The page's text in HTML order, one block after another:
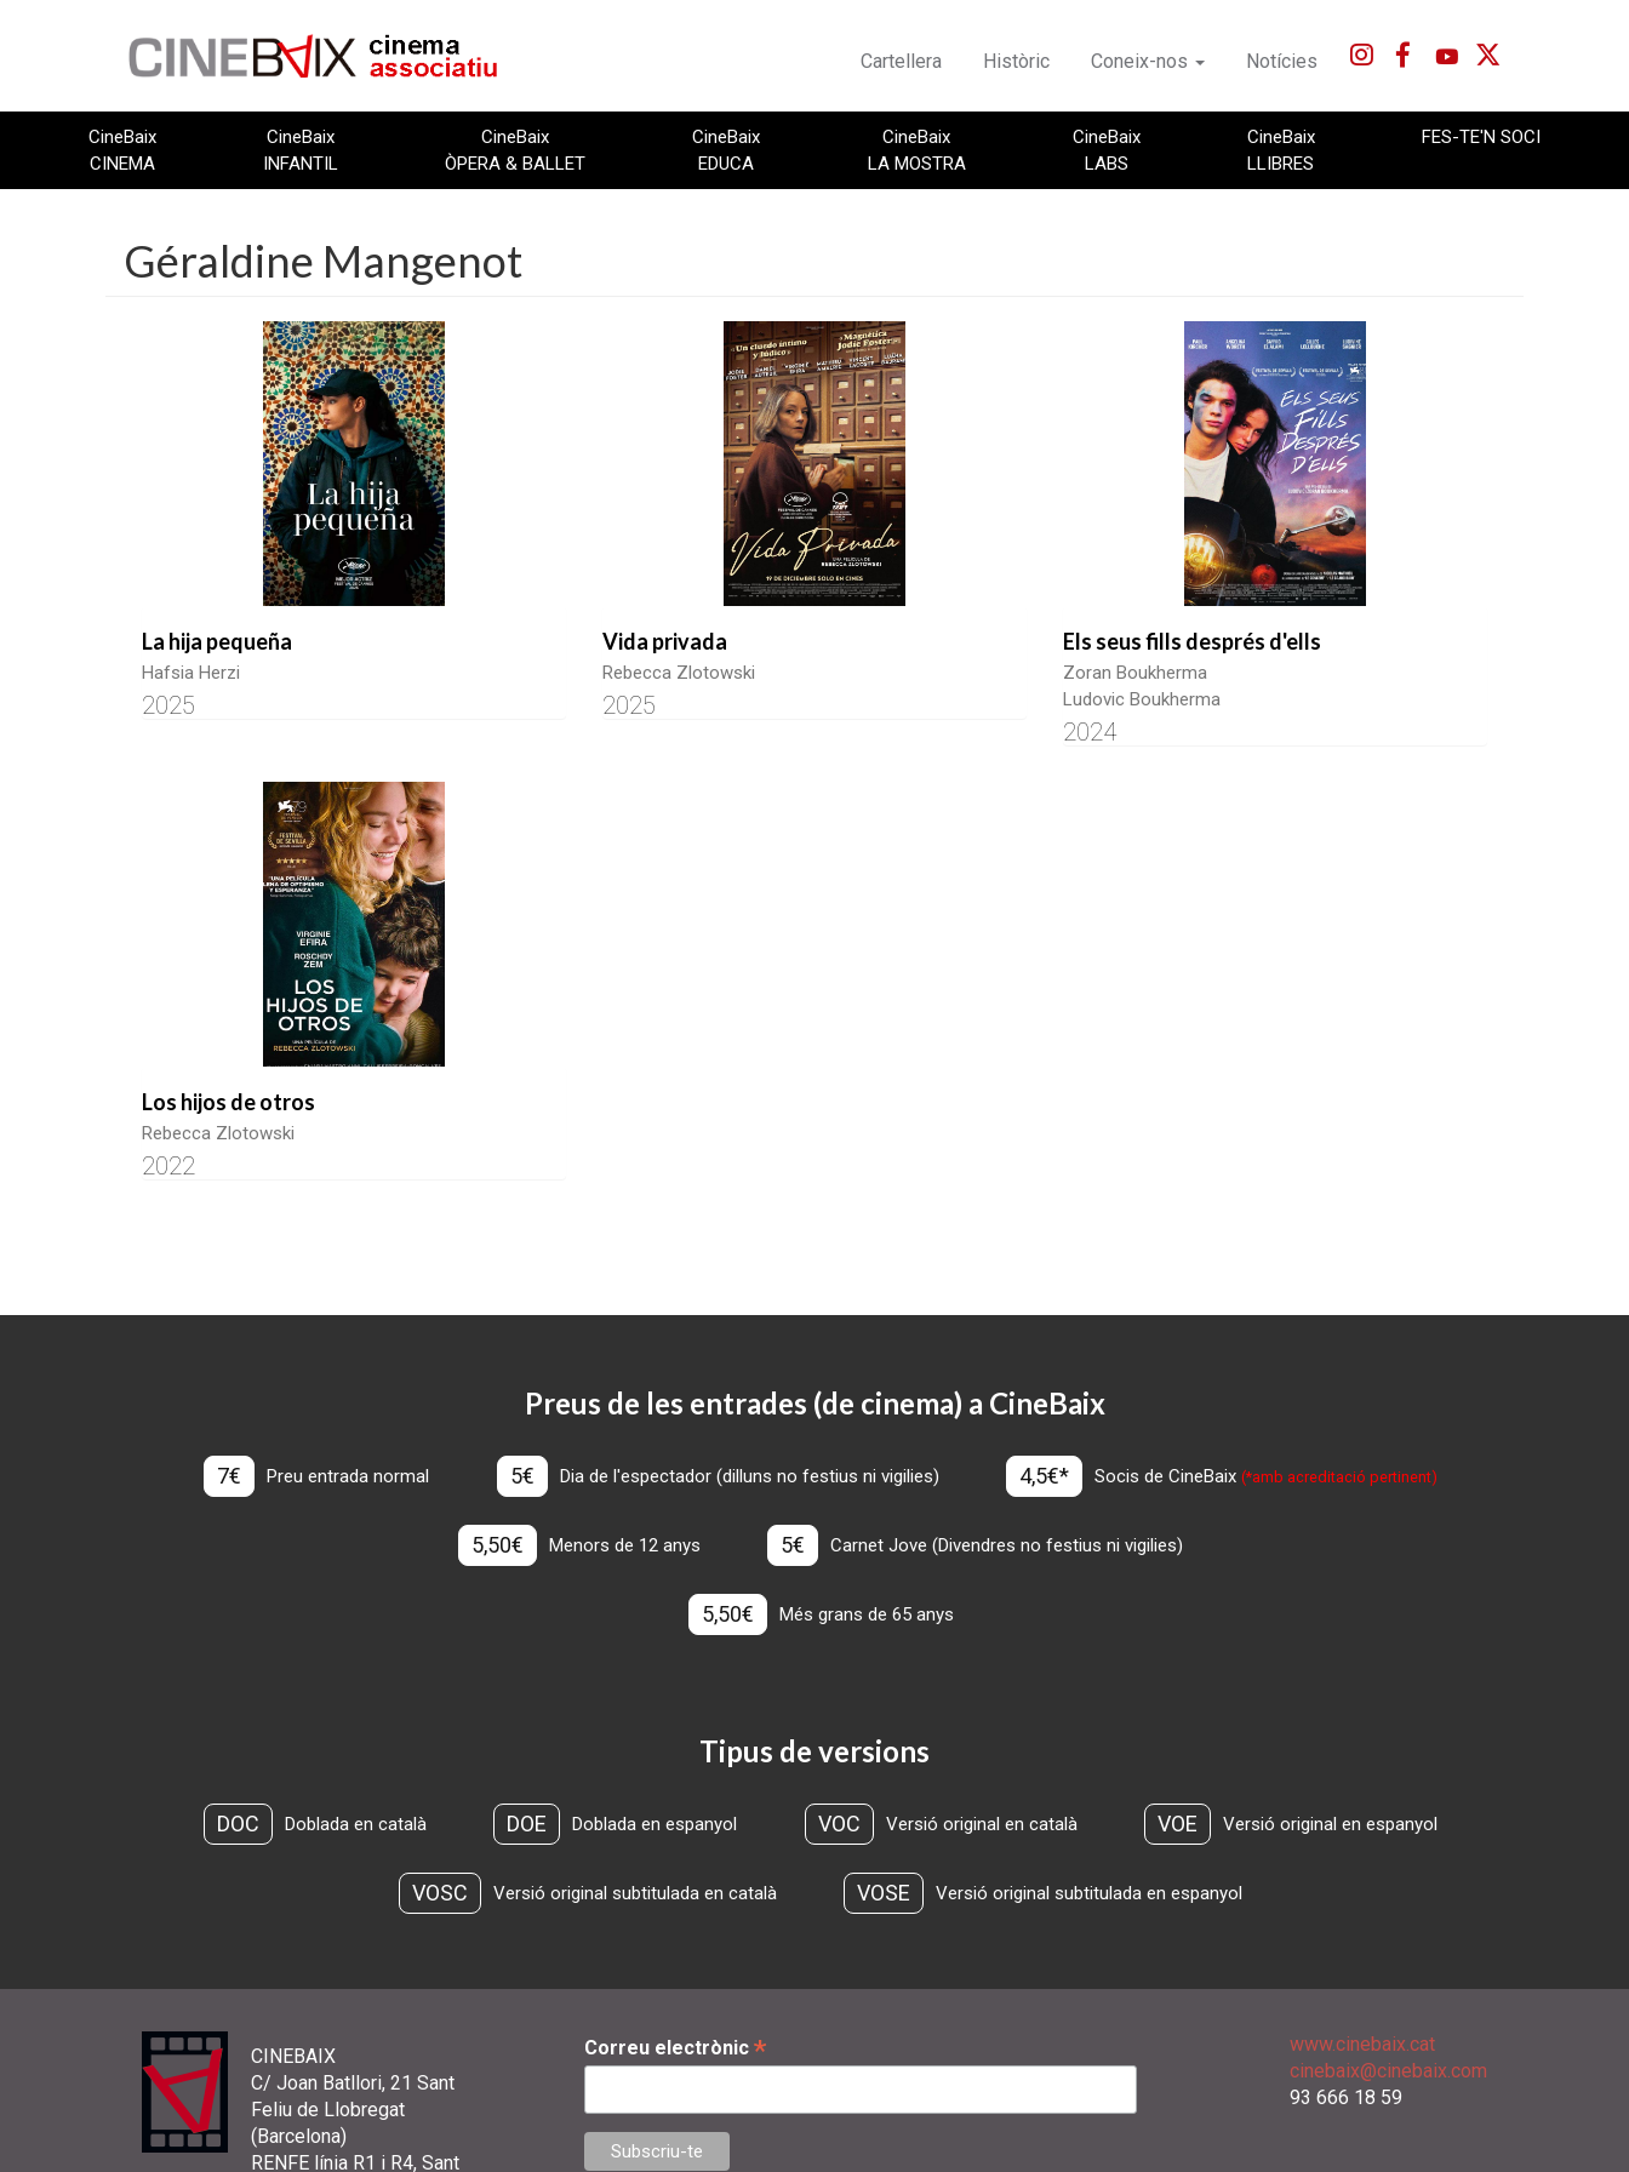
Cartellera Històric Coneix-nos Notícies
CineBaix
CINEMA
CineBaix
INFANTIL
CineBaix
ÒPERA & BALLET
CineBaix
EDUCA
CineBaix
LA MOSTRA
CineBaix
LABS
CineBaix
LLIBRES
FES-TE'N SOCI
Géraldine Mangenot
La hija pequeña
Hafsia Herzi
2025
Vida privada
Rebecca Zlotowski
2025
Els seus fills després d'ells
Zoran Boukherma
Ludovic Boukherma
2024
Los hijos de otros
Rebecca Zlotowski
2022
Preus de les entrades (de cinema) a CineBaix
7€ Preu entrada normal 5€ Dia de l'espectador (dilluns no festius ni vigilies) 4,5€* Socis de CineBaix(*amb acreditació pertinent)
5,50€ Menors de 12 anys 5€ Carnet Jove (Divendres no festius ni vigilies)
5,50€ Més grans de 65 anys
Tipus de versions
DOC Doblada en català DOE Doblada en espanyol VOC Versió original en català VOE Versió original en espanyol
VOSC Versió original subtitulada en català VOSE Versió original subtitulada en espanyol
CINEBAIX
C/ Joan Batllori, 21 Sant
Feliu de Llobregat
(Barcelona)
RENFE línia R1 i R4, Sant
Correu electrònic *
www.cinebaix.cat
cinebaix@cinebaix.com
93 666 18 59